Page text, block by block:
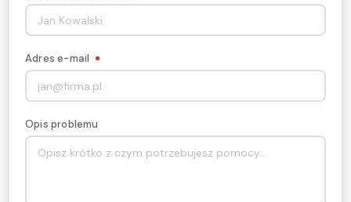
Adres e-mail
Opis problemu